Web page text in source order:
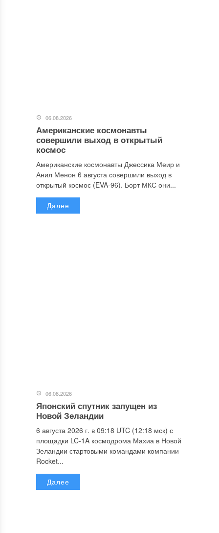
06.08.2026
Американские космонавты
совершили выход в открытый
космос
Американские космонавты Джессика Меир и
Анил Менон 6 августа совершили выход в
открытый космос (EVA-96). Борт МКС они...
Далее
06.08.2026
Японский спутник запущен из
Новой Зеландии
6 августа 2026 г. в 09:18 UTC (12:18 мск) с
площадки LC-1A космодрома Махиа в Новой
Зеландии стартовыми командами компании
Rocket...
Далее